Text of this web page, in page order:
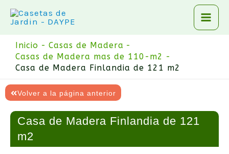
contenido
Inicio
Casas de Madera
Casas de Madera mas de 110-m2
Casa de Madera Finlandia de 121 m2
Volver a la página anterior
Casa de Madera Finlandia de 121
m2